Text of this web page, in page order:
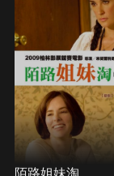
陌路姐妹淘